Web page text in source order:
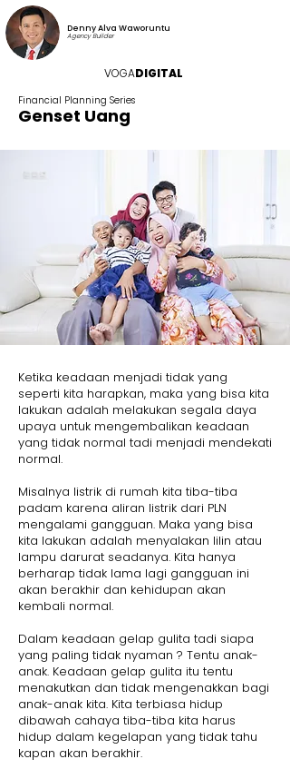
VOGADIGITAL
Denny Alva Waworuntu
Agency Builder
Financial Planning Series
Genset Uang
Ketika keadaan menjadi tidak yang
seperti kita harapkan, maka yang bisa kita
lakukan adalah melakukan segala daya
upaya untuk mengembalikan keadaan
yang tidak normal tadi menjadi mendekati
normal.
Misalnya listrik di rumah kita tiba-tiba
padam karena aliran listrik dari PLN
mengalami gangguan. Maka yang bisa
kita lakukan adalah menyalakan lilin atau
lampu darurat seadanya. Kita hanya
berharap tidak lama lagi gangguan ini
akan berakhir dan kehidupan akan
kembali normal.
Dalam keadaan gelap gulita tadi siapa
yang paling tidak nyaman ? Tentu anak-
anak. Keadaan gelap gulita itu tentu
menakutkan dan tidak mengenakkan bagi
anak-anak kita. Kita terbiasa hidup
dibawah cahaya tiba-tiba kita harus
hidup dalam kegelapan yang tidak tahu
kapan akan berakhir.